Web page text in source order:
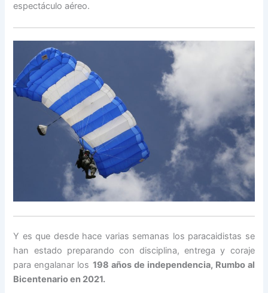
espectáculo aéreo.
Y es que desde hace varias semanas los paracaidistas se
han estado preparando con disciplina, entrega y coraje
para engalanar los 198 años de independencia, Rumbo al
Bicentenario en 2021.